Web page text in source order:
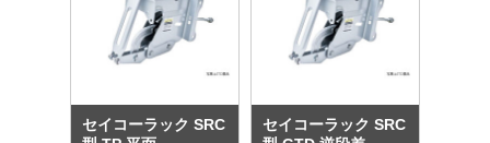
セイコーラック SRC
セイコーラック SRC